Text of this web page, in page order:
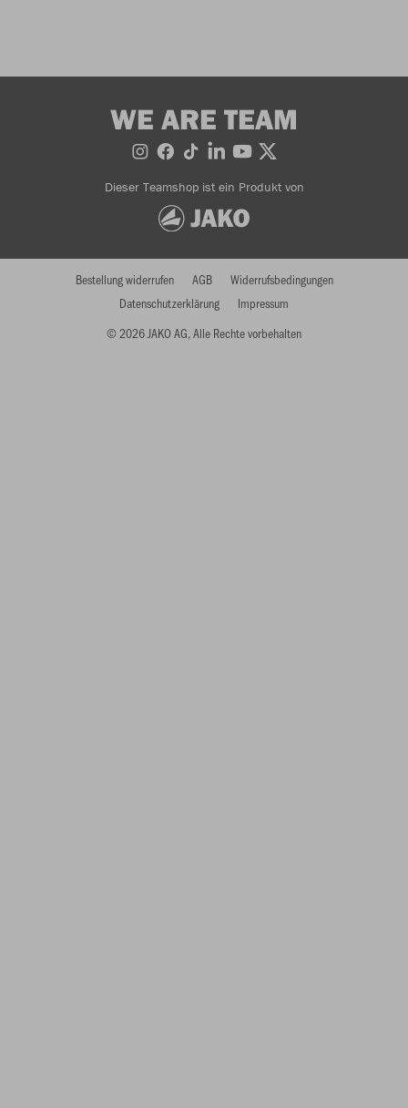
WE ARE TEAM
Dieser Teamshop ist ein Produkt von
© 2026 JAKO AG, Alle Rechte vorbehalten
Bestellung widerrufen AGB
Widerrufsbedingungen
Datenschutzerklärung
Impressum